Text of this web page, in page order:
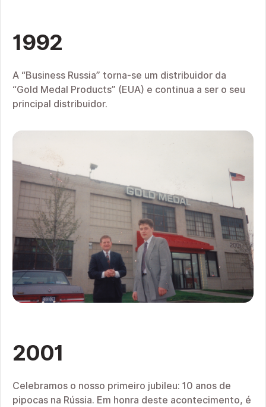
1992
A “Business Russia” torna-se um distribuidor da
“Gold Medal Products” (EUA) e continua a ser o seu
principal distribuidor.
2001
Celebramos o nosso primeiro jubileu: 10 anos de
pipocas na Rússia. Em honra deste acontecimento, é